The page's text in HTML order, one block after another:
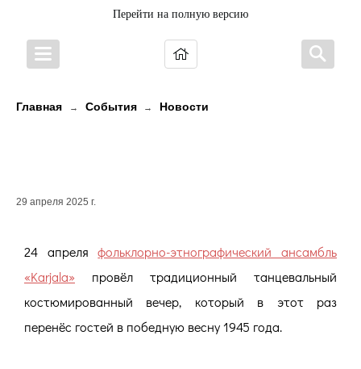
Перейти на полную версию
Главная → События → Новости
29 апреля 2025 г.
24 апреляфольклорно-этнографический ансамбль
«Karjala» провёл традиционный танцевальный
костюмированный вечер, который в этот раз
перенёс гостей в победную весну 1945 года.